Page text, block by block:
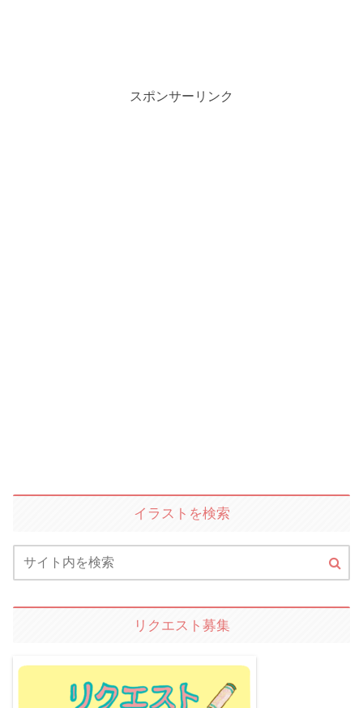
スポンサーリンク
イラストを検索
リクエスト募集